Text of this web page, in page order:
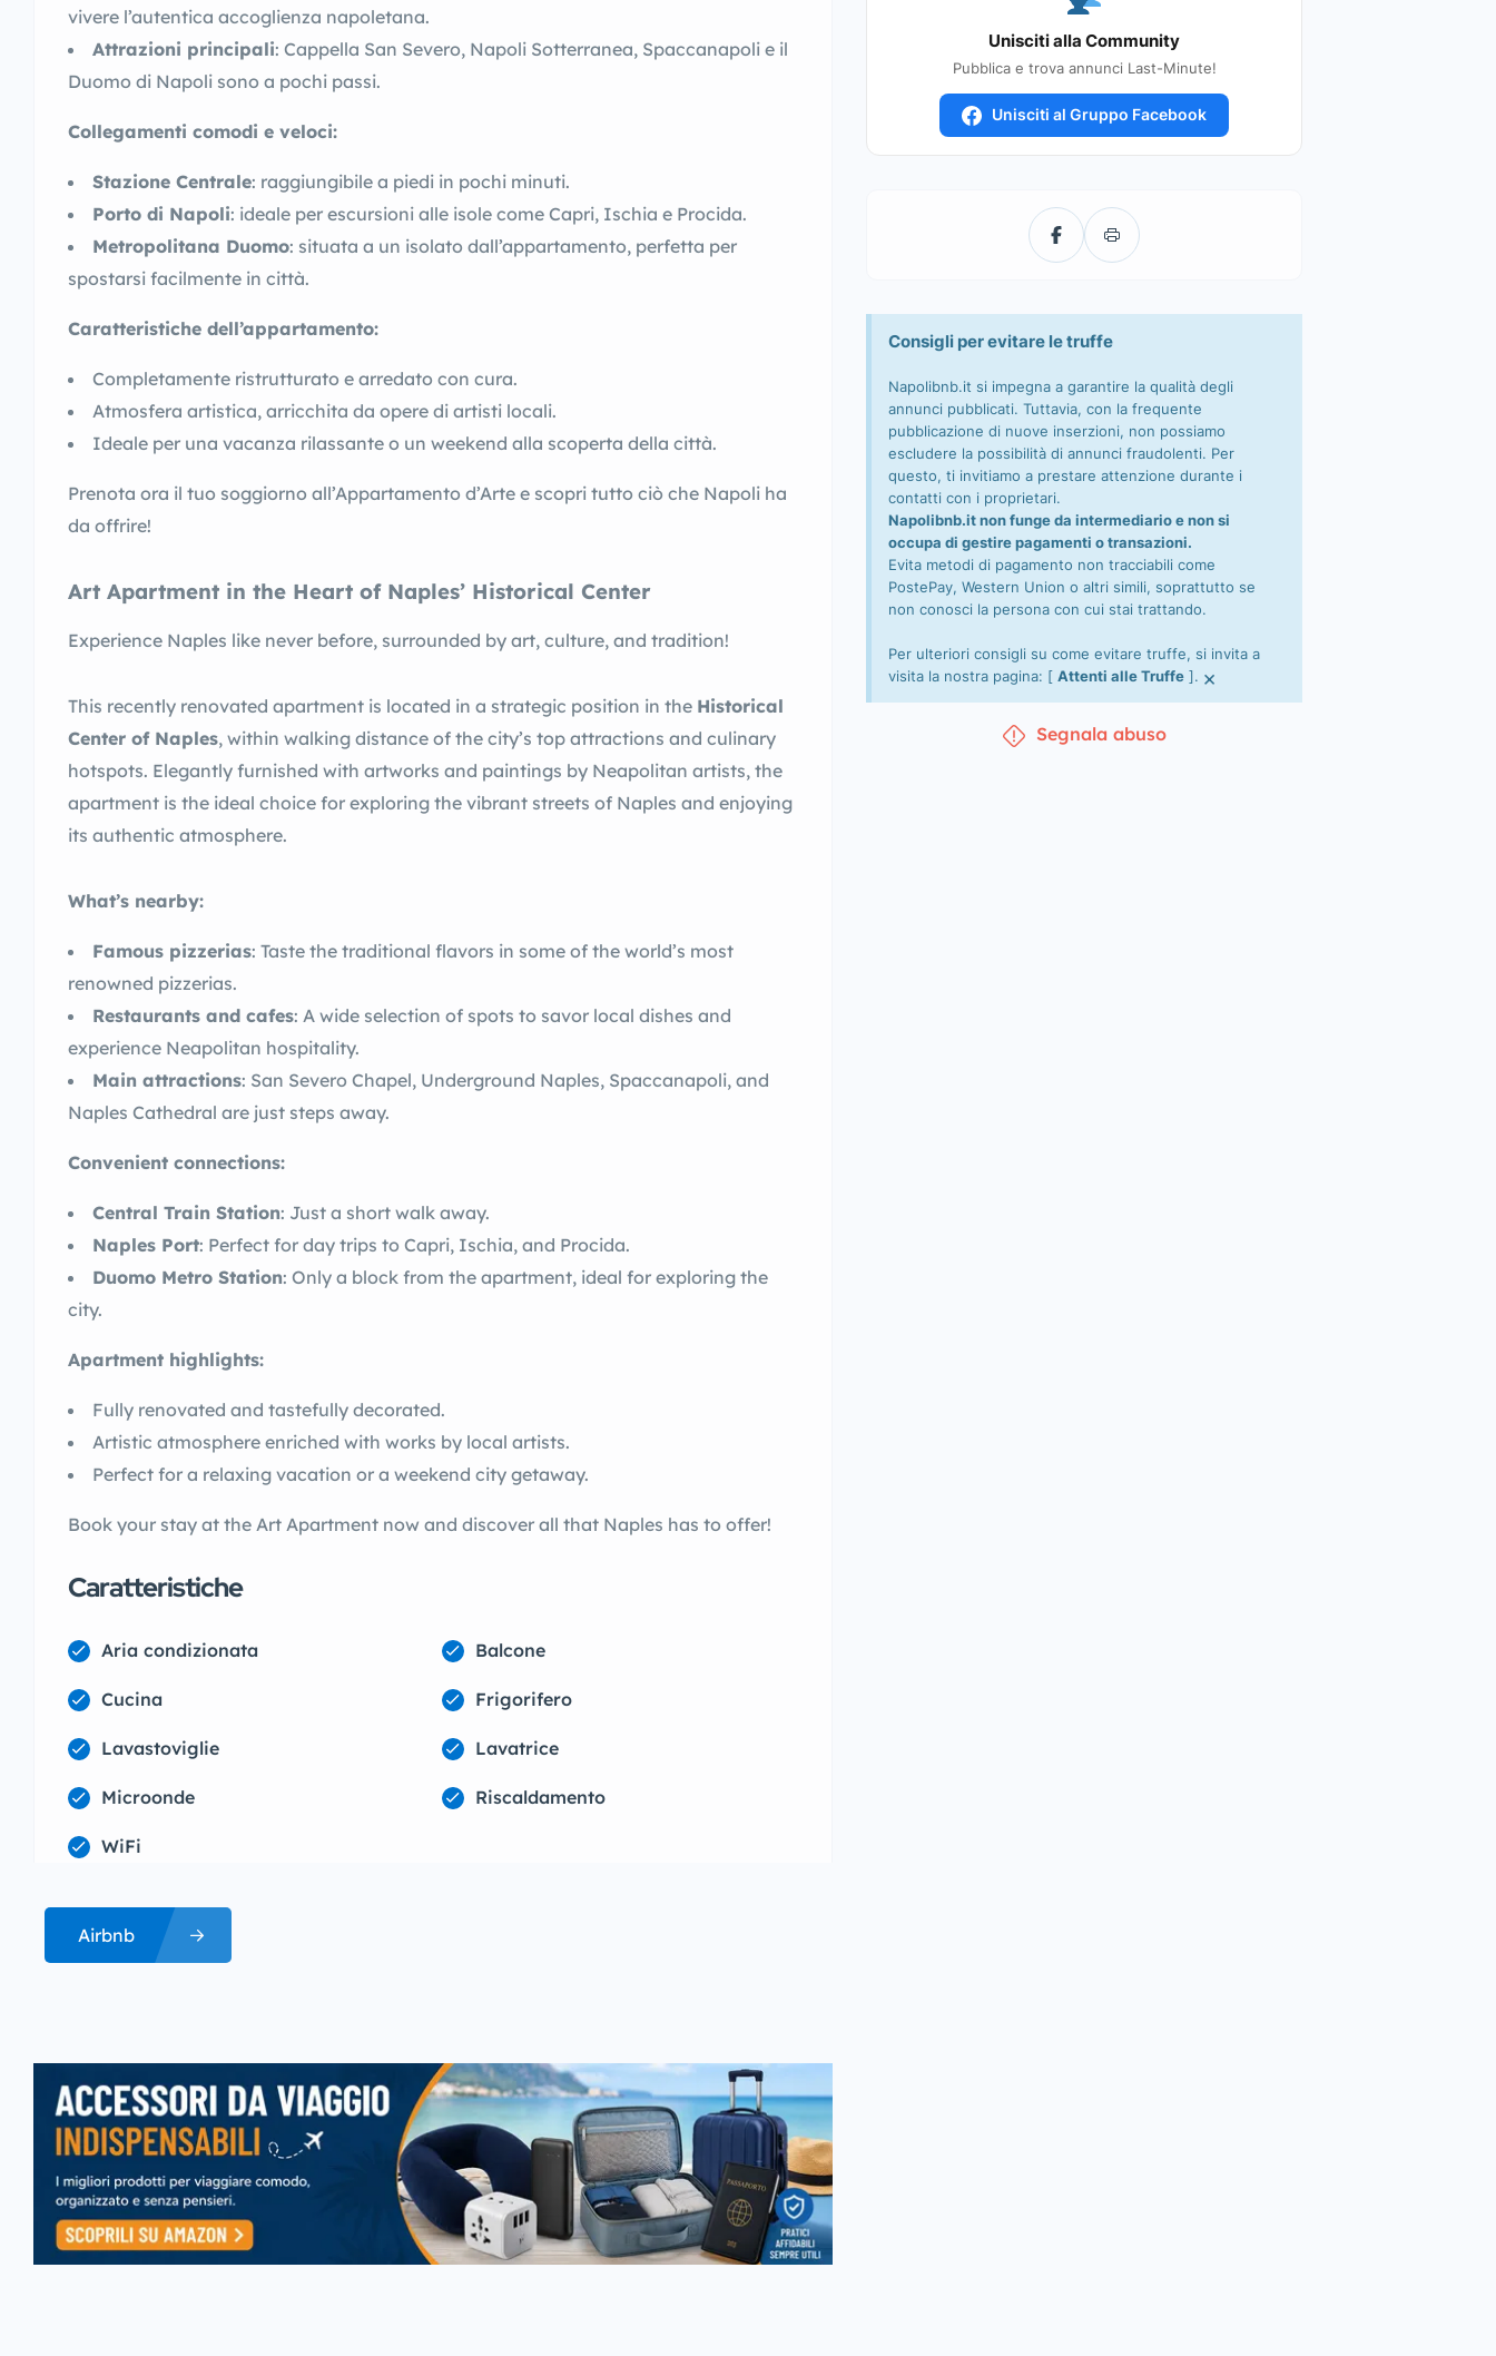
vivere l’autentica accoglienza napoletana.
Attrazioni principali: Cappella San Severo, Napoli Sotterranea, Spaccanapoli e il
Duomo di Napoli sono a pochi passi.
Collegamenti comodi e veloci:
Stazione Centrale: raggiungibile a piedi in pochi minuti.
Porto di Napoli: ideale per escursioni alle isole come Capri, Ischia e Procida.
Metropolitana Duomo: situata a un isolato dall’appartamento, perfetta per
spostarsi facilmente in città.
Caratteristiche dell’appartamento:
Completamente ristrutturato e arredato con cura.
Atmosfera artistica, arricchita da opere di artisti locali.
Ideale per una vacanza rilassante o un weekend alla scoperta della città.
Prenota ora il tuo soggiorno all’Appartamento d’Arte e scopri tutto ciò che Napoli ha
da offrire!
Art Apartment in the Heart of Naples’ Historical Center
Experience Naples like never before, surrounded by art, culture, and tradition!
This recently renovated apartment is located in a strategic position in the Historical
Center of Naples, within walking distance of the city’s top attractions and culinary
hotspots. Elegantly furnished with artworks and paintings by Neapolitan artists, the
apartment is the ideal choice for exploring the vibrant streets of Naples and enjoying
its authentic atmosphere.
What’s nearby:
Famous pizzerias: Taste the traditional flavors in some of the world’s most
renowned pizzerias.
Restaurants and cafes: A wide selection of spots to savor local dishes and
experience Neapolitan hospitality.
Main attractions: San Severo Chapel, Underground Naples, Spaccanapoli, and
Naples Cathedral are just steps away.
Convenient connections:
Central Train Station: Just a short walk away.
Naples Port: Perfect for day trips to Capri, Ischia, and Procida.
Duomo Metro Station: Only a block from the apartment, ideal for exploring the
city.
Apartment highlights:
Fully renovated and tastefully decorated.
Artistic atmosphere enriched with works by local artists.
Perfect for a relaxing vacation or a weekend city getaway.
Book your stay at the Art Apartment now and discover all that Naples has to offer!
Caratteristiche
Aria condizionata Balcone
Cucina Frigorifero
Lavastoviglie Lavatrice
Microonde Riscaldamento
WiFi
Airbnb
Unisciti alla Community
Pubblica e trova annunci Last-Minute!
Unisciti al Gruppo Facebook
Consigli per evitare le truffe
Napolibnb.it si impegna a garantire la qualità degli
annunci pubblicati. Tuttavia, con la frequente
pubblicazione di nuove inserzioni, non possiamo
escludere la possibilità di annunci fraudolenti. Per
questo, ti invitiamo a prestare attenzione durante i
contatti con i proprietari.
Napolibnb.it non funge da intermediario e non si
occupa di gestire pagamenti o transazioni.
Evita metodi di pagamento non tracciabili come
PostePay, Western Union o altri simili, soprattutto se
non conosci la persona con cui stai trattando.
Per ulteriori consigli su come evitare truffe, si invita a
visita la nostra pagina: [Attenti alle Truffe ]. ×
Segnala abuso